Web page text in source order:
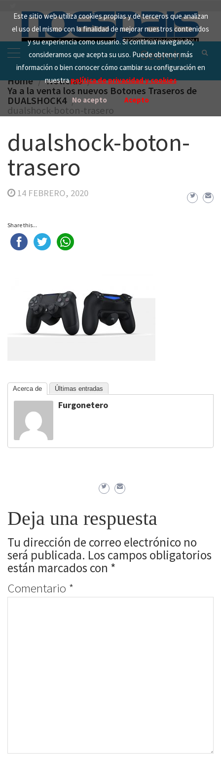
Este sitio web utiliza cookies propias y de terceros que analizan
el uso del mismo con la finalidad de mejorar nuestros contenidos
y su experiencia como usuario. Si continua navegando,
consideramos que acepta su uso. Puede obtener más
información o bien conocer cómo cambiar su configuración en
nuestrapolítica de privacidad y cookies
No acepto Acepto
content
Search
for:
Home Noticias
Ya a la venta los nuevos Botones Traseros de
DUALSHOCK4
dualshock-boton-trasero
dualshock-boton-
trasero
14 FEBRERO, 2020
Share this...
Acerca de Últimas entradas
Furgonetero
Deja una respuesta
Tu dirección de correo electrónico no
será publicada. Los campos obligatorios
están marcados con *
Comentario *